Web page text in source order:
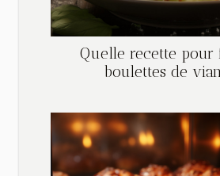
Quelle recette pour
boulettes de